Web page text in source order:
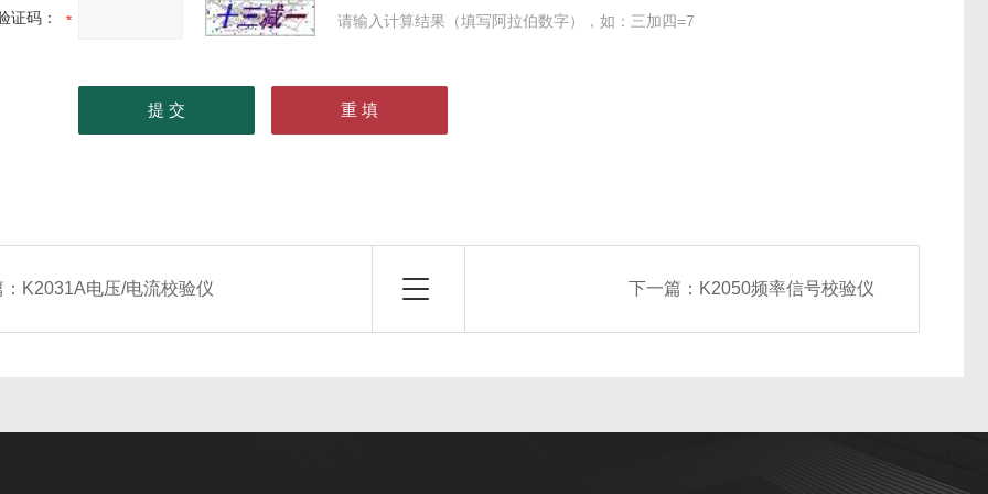
证码： 请输入计算结果（填写阿拉伯数字），如：三加四=7
K2031A电压/电流校验仪 下一篇： K2050频率信号校验仪